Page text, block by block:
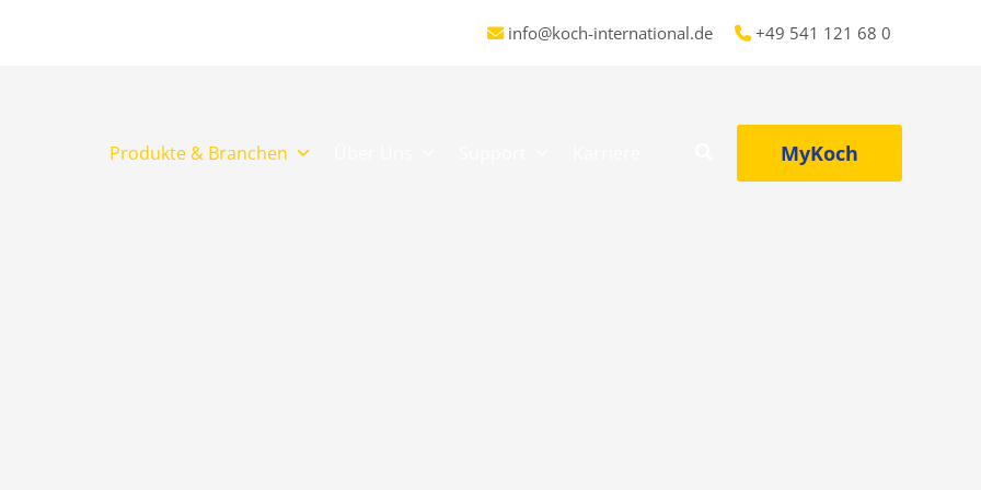
info@koch-international.de +49 541 121 68 0
Produkte & Branchen MyKoch